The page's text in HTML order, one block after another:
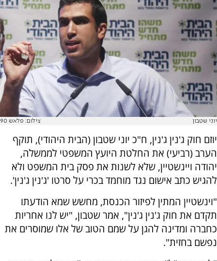
יוני שטבון צילום: פלאש 90
יוזם חוק ג'נין ג'נין, ח"כ יוני שטבון (הבית היהודי), תוקף
הערב (רביעי) את החלטת היועץ המשפטי לממשלה,
יהודה ויינשטיין, שלא לשנות את פסק בית המשפט ולא
להגיש כתב אישום נגד מוחמד בכרי על סרטו 'ג'נין ג'נין'.
"וינשטיין המתין לפיזור הכנסת, מחשש שמא הודעתו
תקדם את חוק ג'נין ג'נין", אמר שטבון, "יש לנו אחריות
כחברה ומדינה להגן על שמם הטוב של אלו שמוסרים את
נפשם בחזית".